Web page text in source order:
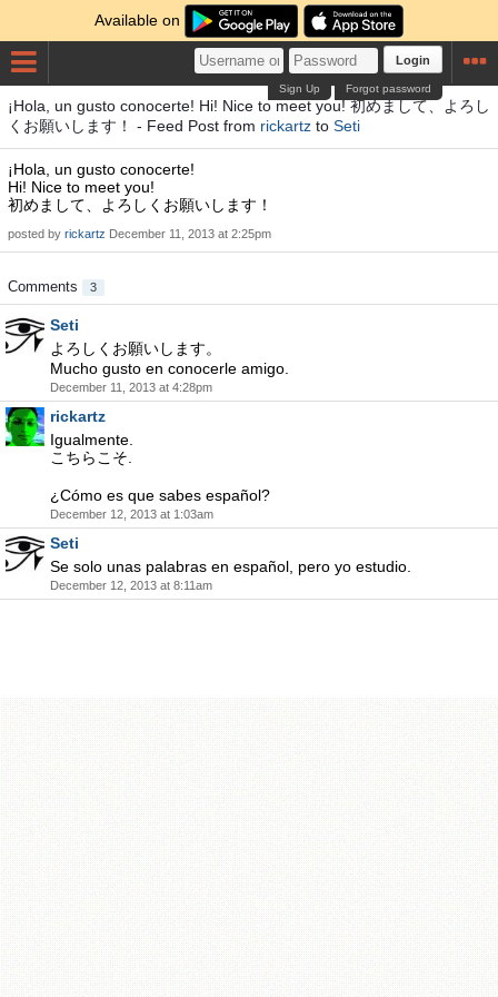
Available on
Login
Forgot password
Sign Up
¡Hola, un gusto conocerte! Hi! Nice to meet you! 初めまして、よろし
くお願いします！ - Feed Post from rickartz to Seti
¡Hola, un gusto conocerte!
Hi! Nice to meet you!
初めまして、よろしくお願いします！
posted by rickartz December 11, 2013 at 2:25pm
Comments 3
Seti
よろしくお願いします。
Mucho gusto en conocerle amigo.
December 11, 2013 at 4:28pm
rickartz
Igualmente.
こちらこそ.
¿Cómo es que sabes español?
December 12, 2013 at 1:03am
Seti
Se solo unas palabras en español, pero yo estudio.
December 12, 2013 at 8:11am